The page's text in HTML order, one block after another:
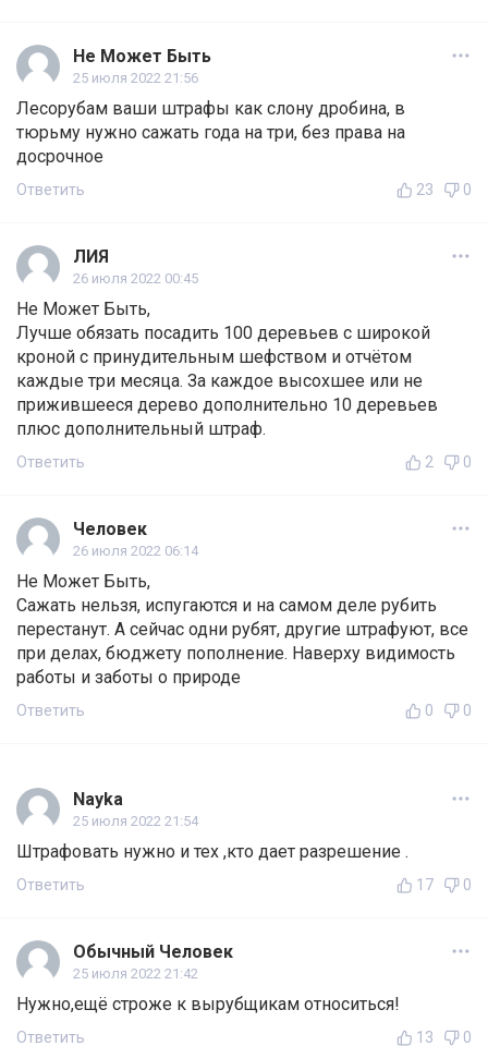
Не Может Быть
25 июля 2022 21:56
Лесорубам ваши штрафы как слону дробина, в
тюрьму нужно сажать года на три, без права на
досрочное
Ответить 23 0
ЛИЯ
26 июля 2022 00:45
Не Может Быть,
Лучше обязать посадить 100 деревьев с широкой
кроной с принудительным шефством и отчётом
каждые три месяца. За каждое высохшее или не
прижившееся дерево дополнительно 10 деревьев
плюс дополнительный штраф.
Ответить 2 0
Человек
26 июля 2022 06:14
Не Может Быть,
Сажать нельзя, испугаются и на самом деле рубить
перестанут. А сейчас одни рубят, другие штрафуют, все
при делах, бюджету пополнение. Наверху видимость
работы и заботы о природе
Ответить 0 0
Nayka
25 июля 2022 21:54
Штрафовать нужно и тех ,кто дает разрешение .
Ответить 17 0
Обычный Человек
25 июля 2022 21:42
Нужно,ещё строже к вырубщикам относиться!
Ответить 13 0